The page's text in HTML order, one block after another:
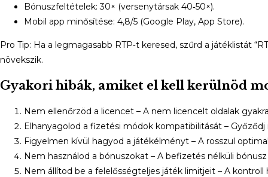
Bónuszfeltételek: 30× (versenytársak 40‑50×).
Mobil app minősítése: 4,8/5 (Google Play, App Store).
Pro Tip: Ha a legmagasabb RTP‑t keresed, szűrd a játéklistát
növekszik.
Gyakori hibák, amiket el kell kerülnöd
Nem ellenőrzöd a licencet – A nem licencelt oldalak
Elhanyagolod a fizetési módok kompatibilitását –
Figyelmen kívül hagyod a játékélményt – A rosszul
Nem használod a bónuszokat – A befizetés nélküli
Nem állítod be a felelősségteljes játék limitjeit – A